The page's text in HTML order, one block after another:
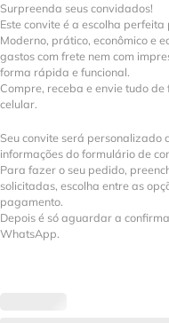
Surpreenda seus convidados!
Este convite é a escolha
Moderno, prático, econômico e
gastos com frete nem com
forma rápida e funcional.
Compre, receba e envie tudo
celular.
Seu convite será personalizado
informações do formulário de
Para fazer o seu pedido,
solicitadas, escolha entre as
pagamento.
Depois é só aguardar a
WhatsApp.